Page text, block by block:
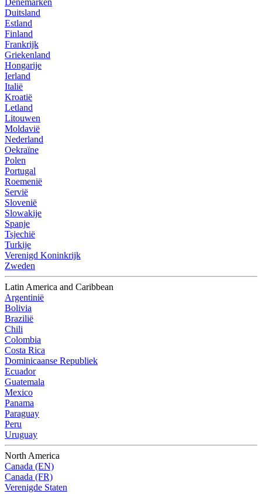
Denemarken
Duitsland
Estland
Finland
Frankrijk
Griekenland
Hongarije
Ierland
Italië
Kroatië
Letland
Litouwen
Moldavië
Nederland
Oekraïne
Polen
Portugal
Roemenië
Servië
Slovenië
Slowakije
Spanje
Tsjechië
Turkije
Verenigd Koninkrijk
Zweden
Latin America and Caribbean
Argentinië
Bolivia
Brazilië
Chili
Colombia
Costa Rica
Dominicaanse Republiek
Ecuador
Guatemala
Mexico
Panama
Paraguay
Peru
Uruguay
North America
Canada (EN)
Canada (FR)
Verenigde Staten